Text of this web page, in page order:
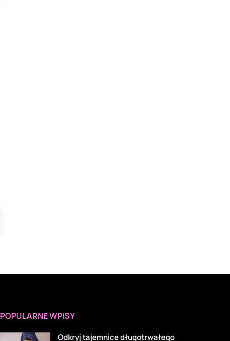
POPULARNE WPISY
Odkryj tajemnice długotrwałego